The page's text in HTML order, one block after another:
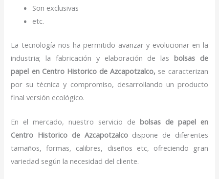
Son exclusivas
etc.
La tecnología nos ha permitido avanzar y evolucionar en la
industria; la fabricación y elaboración de las bolsas de
papel en Centro Historico de Azcapotzalco, se caracterizan
por su técnica y compromiso, desarrollando un producto
final versión ecológico.
En el mercado, nuestro servicio de bolsas de papel en
Centro Historico de Azcapotzalco dispone de diferentes
tamaños, formas, calibres, diseños etc, ofreciendo gran
variedad según la necesidad del cliente.